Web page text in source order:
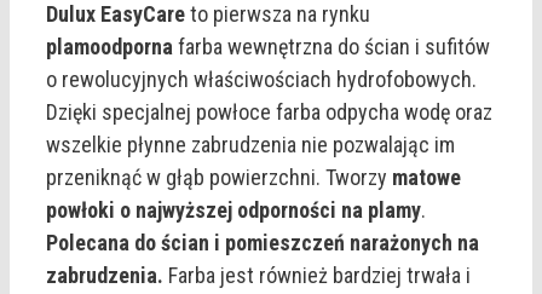
Dulux EasyCareto pierwsza na rynku
plamoodpornafarba wewnętrzna do ścian i sufitów
o rewolucyjnych właściwościach hydrofobowych.
Dzięki specjalnej powłoce farba odpycha wodę oraz
wszelkie płynne zabrudzenia nie pozwalając im
przeniknąć w głąb powierzchni. Tworzy matowe
powłoki o najwyższej odporności na plamy.
Polecana do ścian i pomieszczeń narażonych na
zabrudzenia. Farba jest również bardziej trwała i